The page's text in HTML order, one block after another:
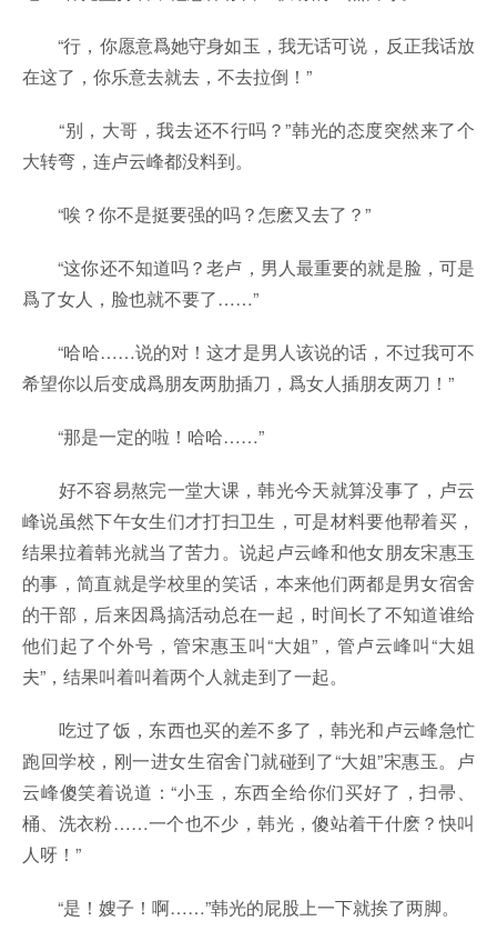
“行，你愿意爲她守身如玉，我无话可说，反正我话放
在这了，你乐意去就去，不去拉倒！”
“别，大哥，我去还不行吗？”韩光的态度突然来了个
大转弯，连卢云峰都没料到。
“唉？你不是挺要强的吗？怎麽又去了？”
“这你还不知道吗？老卢，男人最重要的就是脸，可是
爲了女人，脸也就不要了……”
“哈哈……说的对！这才是男人该说的话，不过我可不
希望你以后变成爲朋友两肋插刀，爲女人插朋友两刀！”
“那是一定的啦！哈哈……”
好不容易熬完一堂大课，韩光今天就算没事了，卢云
峰说虽然下午女生们才打扫卫生，可是材料要他帮着买，
结果拉着韩光就当了苦力。说起卢云峰和他女朋友宋惠玉
的事，简直就是学校里的笑话，本来他们两都是男女宿舍
的干部，后来因爲搞活动总在一起，时间长了不知道谁给
他们起了个外号，管宋惠玉叫“大姐”，管卢云峰叫“大姐
夫”，结果叫着叫着两个人就走到了一起。
吃过了饭，东西也买的差不多了，韩光和卢云峰急忙
跑回学校，刚一进女生宿舍门就碰到了“大姐”宋惠玉。卢
云峰傻笑着说道：“小玉，东西全给你们买好了，扫帚、
桶、洗衣粉……一个也不少，韩光，傻站着干什麽？快叫
人呀！”
“是！嫂子！啊……”韩光的屁股上一下就挨了两脚。